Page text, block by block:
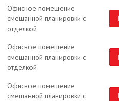
Офисное помещение
смешанной планировки с
отделкой
Офисное помещение
смешанной планировки с
отделкой
Офисное помещение
смешанной планировки с